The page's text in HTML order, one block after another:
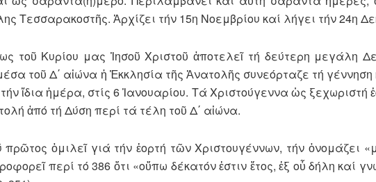
Τεσσαρακοστῆς. Ἀρχίζει τήν 15η Νοεμβρίου καί λήγει τήν 24η
τοῦ Κυρίου μας Ἰησοῦ Χριστοῦ ἀποτελεῖ τή δεύτερη μεγάλη
τοῦ Δ΄ αἰώνα ἡ Ἐκκλησία τῆς Ἀνατολῆς συνεόρταζε τή γέννηση
ἴδια ἡμέρα, στίς 6 Ἰανουαρίου. Τά Χριστούγεννα ὡς ξεχωριστή
ἀπό τή Δύση περί τά τέλη τοῦ Δ΄ αἰώνα.
ὁμιλεῖ γιά τήν ἑορτή τῶν Χριστουγέννων, τήν ὀνομάζει
περί τό 386 ὅτι «οὔπω δέκατόν ἐστιν ἔτος, ἐξ οὗ δήλη καί